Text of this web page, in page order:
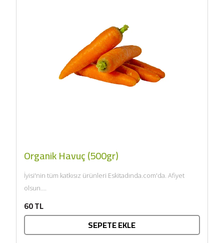
Organik Havuç (500gr)
İyisi'nin tüm katkısız ürünleri Eskitadında.com'da. Afiyet
olsun....
60 TL
SEPETE EKLE